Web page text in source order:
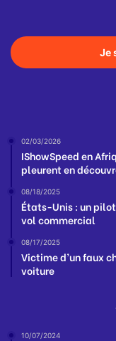
Je
02/03/2026
IShowSpeed en
pleurent en
08/18/2025
États-Unis : un
vol commercial
08/17/2025
Victime d’un faux
voiture
10/07/2024